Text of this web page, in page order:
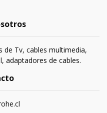
de Tv, cables multimedia,
adaptadores de cables.